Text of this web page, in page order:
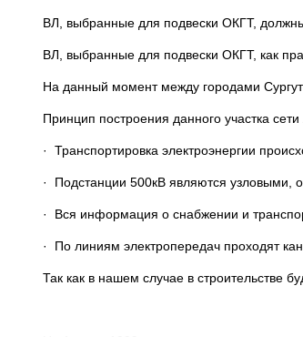
ВЛ, выбранные для подвески ОКГТ,
ВЛ, выбранные для подвески ОКГТ, как
На данный момент между городами
Принцип построения данного участка
· Транспортировка электроэнергии
· Подстанции 500кВ являются узловыми,
· Вся информация о снабжении и
· По линиям электропередач проходят
Так как в нашем случае в строительстве